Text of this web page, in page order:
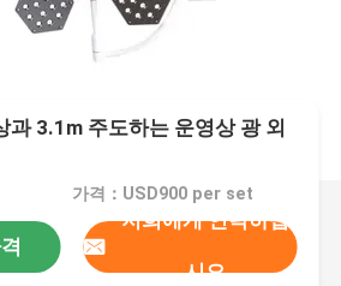
과 3.1m 주도하는 운영상 광 외
가격：USD900 per set
저희에게 연락하십
시오